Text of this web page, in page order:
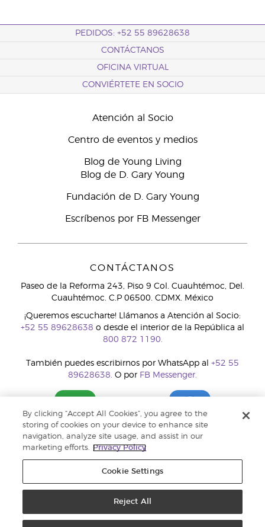
PEDIDOS: +52 55 89628638
CONTÁCTANOS
OFICINA VIRTUAL
CONVIÉRTETE EN SOCIO
Atención al Socio
Centro de eventos y medios
Blog de Young Living
Blog de D. Gary Young
Fundación de D. Gary Young
Escríbenos por FB Messenger
CONTÁCTANOS
Paseo de la Reforma 243, Piso 9 Col. Cuauhtémoc, Del.
Cuauhtémoc. C.P 06500. CDMX. México
¡Queremos escucharte! Llámanos a Atención al Socio:
+52 55 89628638 o desde el interior de la República al
800 872 1190.
También puedes escribirnos por WhatsApp al +52 55
89628638. O por FB Messenger.
By clicking “Accept All Cookies”, you agree to the
storing of cookies on your device to enhance site
navigation, analyze site usage, and assist in our
marketing efforts.
Privacy Policy
Cookie Settings
Reject All